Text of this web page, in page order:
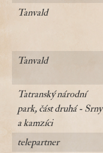
Tanvald
Tanvald
Tatranský národní
park, část druhá - Srny
a kamzíci
telepartner